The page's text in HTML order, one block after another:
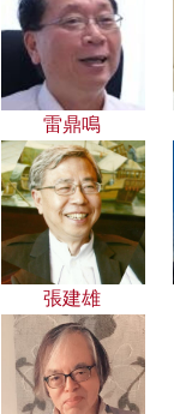
雷鼎鳴
張建雄